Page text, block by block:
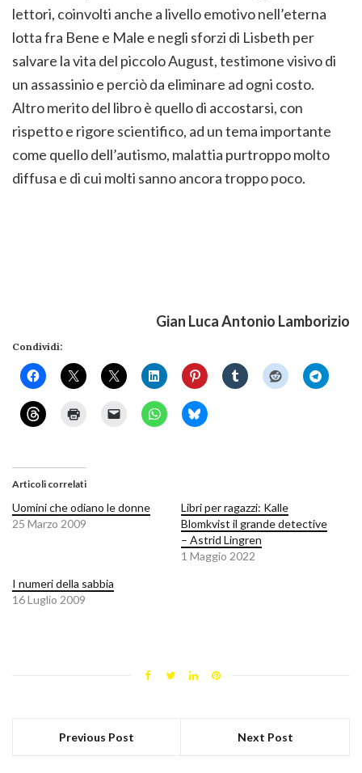
lettori, coinvolti anche a livello emotivo nell’eterna
lotta fra Bene e Male e negli sforzi di Lisbeth per
salvare la vita del piccolo August, testimone visivo di
un assassinio e perciò da eliminare ad ogni costo.
Altro merito del libro è quello di accostarsi, con
rispetto e rigore scientifico, ad un tema importante
come quello dell’autismo, malattia purtroppo molto
diffusa e di cui molti sanno ancora troppo poco.
Gian Luca Antonio Lamborizio
Condividi:
Articoli correlati
Uomini che odiano le donne
25 Marzo 2009
Libri per ragazzi: Kalle
Blomkvist il grande detective
– Astrid Lingren
1 Maggio 2022
I numeri della sabbia
16 Luglio 2009
Previous Post Next Post